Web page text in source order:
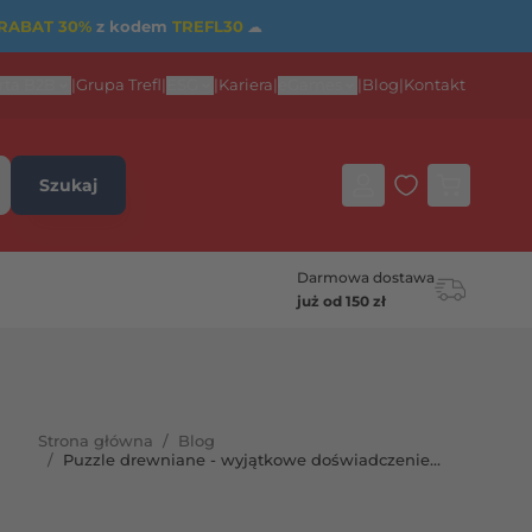
30%z kodem TREFL30 ☁
Grupa Trefl Kariera Blog Kontakt
Szukaj
Darmowa dostawa
już od 150 zł
Strona główna / Blog
/ Puzzle drewniane - wyjątkowe doświadczenie